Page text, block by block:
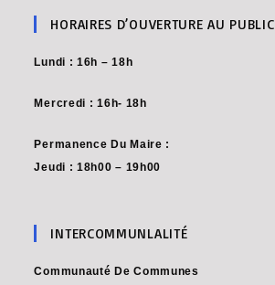
HORAIRES D’OUVERTURE AU PUBLIC
Lundi : 16h – 18h
Mercredi : 16h- 18h
Permanence Du Maire :
Jeudi : 18h00 – 19h00
INTERCOMMUNLALITÉ
Communauté De Communes